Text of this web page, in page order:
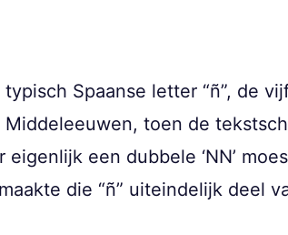
Spaanse letter “ñ”, de
toen de
een dubbele ‘NN’
die “ñ” uiteindelijk deel